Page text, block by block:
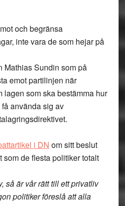
och begränsa
inte vara de som hejar på
Mathias Sundin som på
emot partilinjen när
lagen som ska bestämma hur
använda sig av
i DN om sitt beslut
de flesta politiker totalt
så är vår rätt till ett privatliv
politiker föreslå att alla